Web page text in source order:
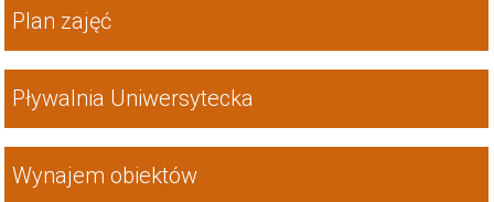
Skróty
Plan zajęć
Pływalnia Uniwersytecka
Wynajem obiektów